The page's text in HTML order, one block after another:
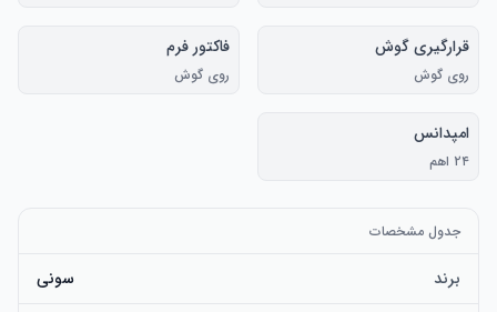
قرارگیری گوش
روی گوش
فاکتور فرم
روی گوش
امپدانس
۲۴ اهم
جدول مشخصات
برند سونی